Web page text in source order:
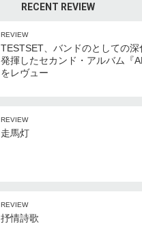
RECENT REVIEW
REVIEW
TESTSET、バンドのとしての深
発揮したセカンド・アルバム『
をレヴュー
REVIEW
走馬灯
REVIEW
抒情詩歌